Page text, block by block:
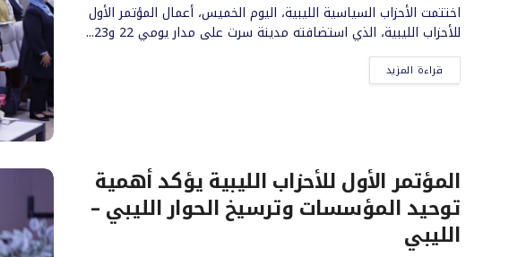
اختتمت الأحزاب السياسية الليبية، اليوم الخميس، أعمال المؤتمر الأول
للأحزاب الليبية، الذي استضافته مدينة سرت على مدار يومي 22 و23...
قراءة المزيد
المؤتمر الأول للأحزاب الليبية يؤكد أهمية
توحيد المؤسسات وترسيخ الحوار الليبي –
الليبي